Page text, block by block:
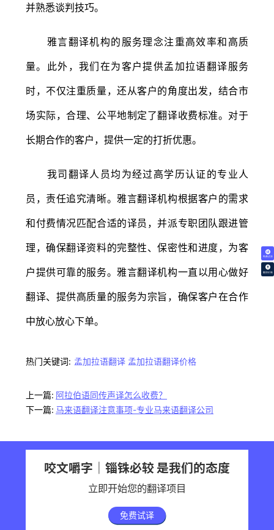
免费试译
翻译价格
并熟悉谈判技巧。
雅言翻译机构的服务理念注重高效率和高质
量。此外，我们在为客户提供孟加拉语翻译服务
时，不仅注重质量，还从客户的角度出发，结合市
场实际，合理、公平地制定了翻译收费标准。对于
长期合作的客户，提供一定的打折优惠。
我司翻译人员均为经过高学历认证的专业人
员，责任追究清晰。雅言翻译机构根据客户的需求
和付费情况匹配合适的译员，并派专职团队跟进管
理，确保翻译资料的完整性、保密性和进度，为客
户提供可靠的服务。雅言翻译机构一直以用心做好
翻译、提供高质量的服务为宗旨，确保客户在合作
中放心放心下单。
热门关键词: 孟加拉语翻译 孟加拉语翻译价格
上一篇: 阿拉伯语同传声译怎么收费？
下一篇: 马来语翻译注意事项-专业马来语翻译公司
咬文嚼字｜锱铢必较 是我们的态度
立即开始您的翻译项目
免费试译